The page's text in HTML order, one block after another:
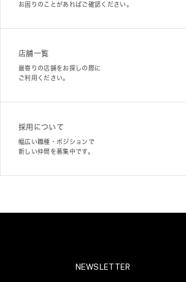
お困りのことがあればご確認ください。
店舗一覧
最寄りの店舗をお探しの際に
ご利用ください。
採用について
幅広い職種・ポジションで
新しい仲間を募集中です。
NEWSLETTER